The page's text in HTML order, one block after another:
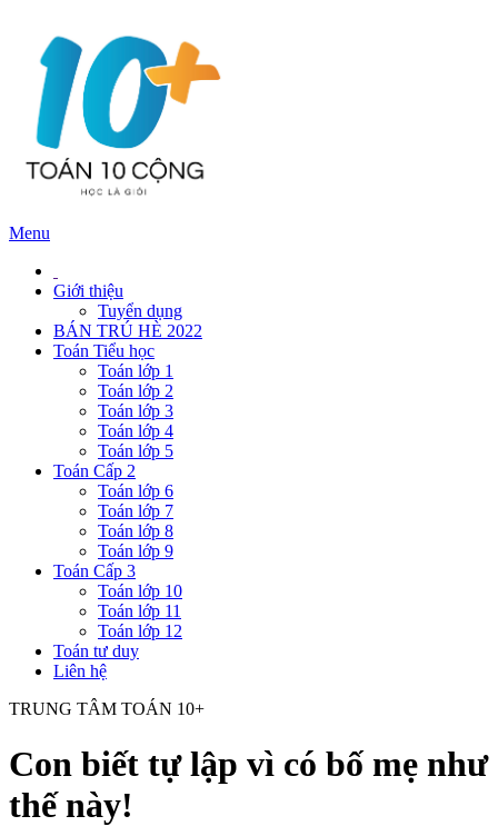
Menu
Giới thiệu
Tuyển dụng
BÁN TRÚ HÈ 2022
Toán Tiểu học
Toán lớp 1
Toán lớp 2
Toán lớp 3
Toán lớp 4
Toán lớp 5
Toán Cấp 2
Toán lớp 6
Toán lớp 7
Toán lớp 8
Toán lớp 9
Toán Cấp 3
Toán lớp 10
Toán lớp 11
Toán lớp 12
Toán tư duy
Liên hệ
TRUNG TÂM TOÁN 10+
Con biết tự lập vì có bố mẹ như
thế này!